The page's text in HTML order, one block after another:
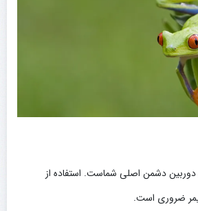
دوربین دشمن اصلی شماست. استفاده از
ضروری است.